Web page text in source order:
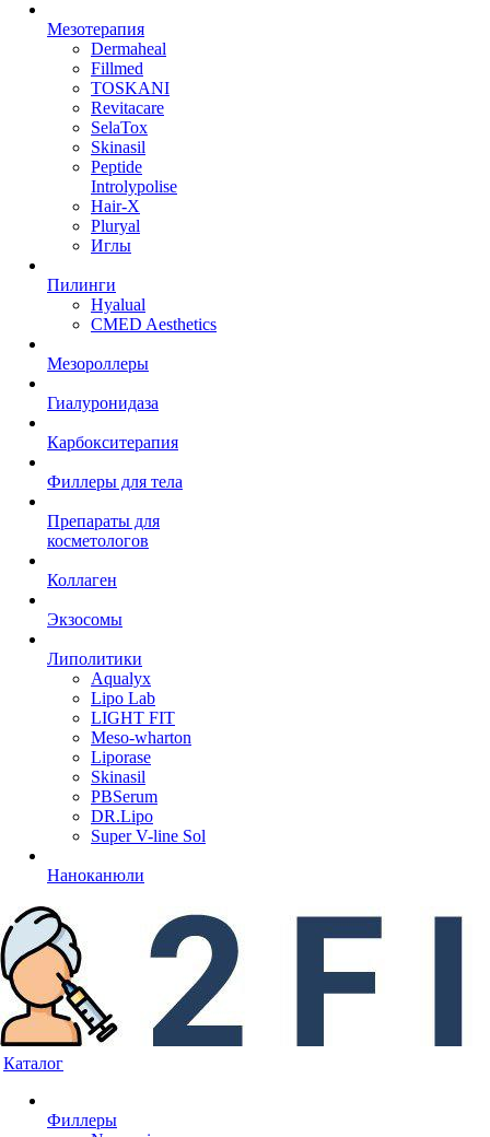
Мезотерапия
Dermaheal
Fillmed
TOSKANI
Revitacare
SelaTox
Skinasil
Peptide
Introlypolise
Hair-X
Pluryal
Иглы
Пилинги
Hyalual
CMED Aesthetics
Мезороллеры
Гиалуронидаза
Карбокситерапия
Филлеры для тела
Препараты для
косметологов
Коллаген
Экзосомы
Липолитики
Aqualyx
Lipo Lab
LIGHT FIT
Meso-wharton
Liporase
Skinasil
PBSerum
DR.Lipo
Super V-line Sol
Наноканюли
Каталог
Филлеры